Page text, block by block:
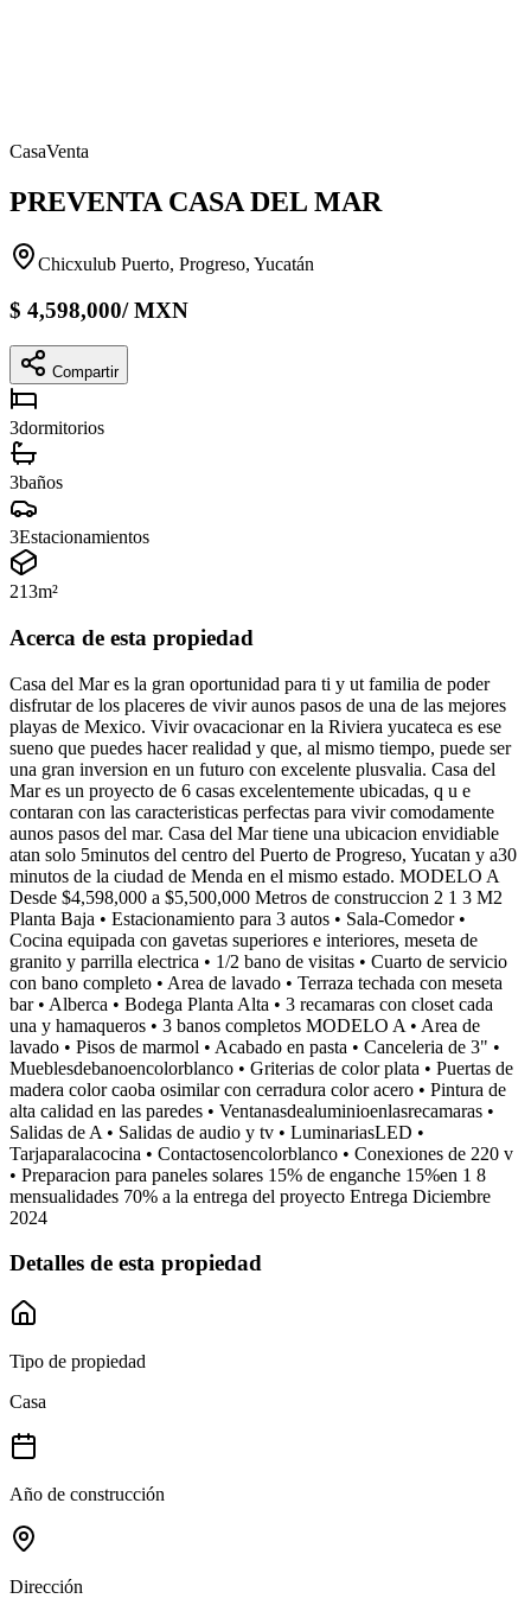
CasaVenta
PREVENTA CASA DEL MAR
Chicxulub Puerto, Progreso, Yucatán
$ 4,598,000/MXN
Compartir
3dormitorios
3baños
3Estacionamientos
213m²
Acerca de esta propiedad
Casa del Mar es la gran oportunidad para ti y ut familia de poder
disfrutar de los placeres de vivir aunos pasos de una de las mejores
playas de Mexico. Vivir ovacacionar en la Riviera yucateca es ese
sueno que puedes hacer realidad y que, al mismo tiempo, puede ser
una gran inversion en un futuro con excelente plusvalia. Casa del
Mar es un proyecto de 6 casas excelentemente ubicadas, q u e
contaran con las caracteristicas perfectas para vivir comodamente
aunos pasos del mar. Casa del Mar tiene una ubicacion envidiable
atan solo 5minutos del centro del Puerto de Progreso, Yucatan y a30
minutos de la ciudad de Menda en el mismo estado. MODELO A
Desde $4,598,000 a $5,500,000 Metros de construccion 2 1 3 M2
Planta Baja • Estacionamiento para 3 autos • Sala-Comedor •
Cocina equipada con gavetas superiores e interiores, meseta de
granito y parrilla electrica • 1/2 bano de visitas • Cuarto de servicio
con bano completo • Area de lavado • Terraza techada con meseta
bar • Alberca • Bodega Planta Alta • 3 recamaras con closet cada
una y hamaqueros • 3 banos completos MODELO A • Area de
lavado • Pisos de marmol • Acabado en pasta • Canceleria de 3" •
Mueblesdebanoencolorblanco • Griterias de color plata • Puertas de
madera color caoba osimilar con cerradura color acero • Pintura de
alta calidad en las paredes • Ventanasdealuminioenlasrecamaras •
Salidas de A • Salidas de audio y tv • LuminariasLED •
Tarjaparalacocina • Contactosencolorblanco • Conexiones de 220 v
• Preparacion para paneles solares 15% de enganche 15%en 1 8
mensualidades 70% a la entrega del proyecto Entrega Diciembre
2024
Detalles de esta propiedad
Tipo de propiedad
Casa
Año de construcción
Dirección